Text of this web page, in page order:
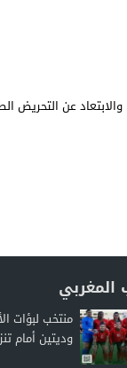
عن التحريض
المغربي
منتخب لبؤات
وديتين أمام